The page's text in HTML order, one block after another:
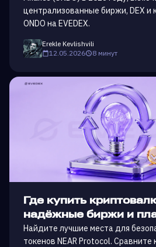
централизованные биржи, DEX и
ONDO на EVEDEX.
Erekle Kevlishvili
12.05.2026
8 минут
Где купить
надёжные биржи и
Найдите лучшие места для
токенов NEAR Protocol. Сравните